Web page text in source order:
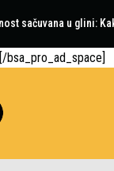
sačuvana u glini:
bsa_pro_ad_space]